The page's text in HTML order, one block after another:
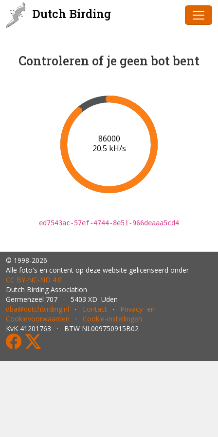
Dutch Birding
Controleren of je geen bot bent
86000
20.5 kH/s
ed7543ac-57ef-4744-8e51-966deaaa5cd4
© 1998-2026
Alle foto's en content op deze website gelicenseerd onder
CC BY‑NC‑ND 4.0
Dutch Birding Association
Germenzeel 707 · 5403 XD Uden
dba@dutchbirding.nl · Contact · Privacy- en
Cookievoorwaarden · Cookie-instellingen
KvK 41201763 · BTW NL009750915B02